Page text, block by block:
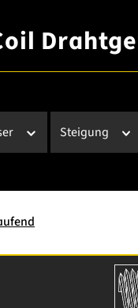
Steigung